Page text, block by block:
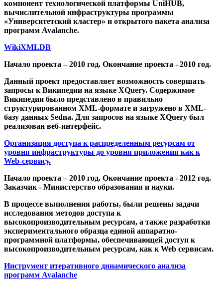
компонент технологической платформы UniHUB,
вычислительной инфраструктуры программы
«Университетский кластер» и открытого пакета анализа
программ Avalanche.
WikiXMLDB
Начало проекта – 2010 год. Окончание проекта - 2010 год.
Данный проект предоставляет возможность совершать
запросы к Википедии на языке XQuery. Содержимое
Википедии было представлено в правильно
структурированном XML-формате и загружено в XML-
базу данных Sedna. Для запросов на языке XQuery был
реализован веб-интерфейс.
Организация доступа к распределенным ресурсам от
уровня инфраструктуры до уровня приложения как к
Web-сервису.
Начало проекта – 2010 год. Окончание проекта - 2012 год.
Заказчик - Министерство образования и науки.
В процессе выполнения работы, были решены задачи
исследования методов доступа к
высокопроизводительным ресурсам, а также разработки
экспериментального образца единой аппаратно-
программной платформы, обеспечивающей доступ к
высокопроизводительным ресурсам, как к Web сервисам.
Инструмент итеративного динамического анализа
программ Avalanche